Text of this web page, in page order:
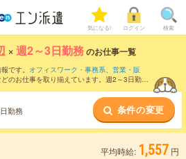
気になる! ログイン 検索
×週2～3日勤務のお仕事一覧
です。 オフィスワーク・事務系、 営業・販
のお仕事を取り揃えています。週2～3日勤務
勤務 条件の変更
平均時給: 1,557 円